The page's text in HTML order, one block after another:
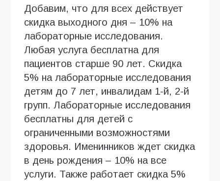
Добавим, что для всех действует
скидка выходного дня – 10% на
лабораторные исследования.
Любая услуга бесплатна для
пациентов старше 90 лет. Скидка
5% на лабораторные исследования
детям до 7 лет, инвалидам 1-й, 2-й
групп. Лабораторные исследования
бесплатны для детей с
ограниченными возможностями
здоровья. Именинников ждет скидка
в день рождения – 10% на все
услуги. Также работает скидка 5%